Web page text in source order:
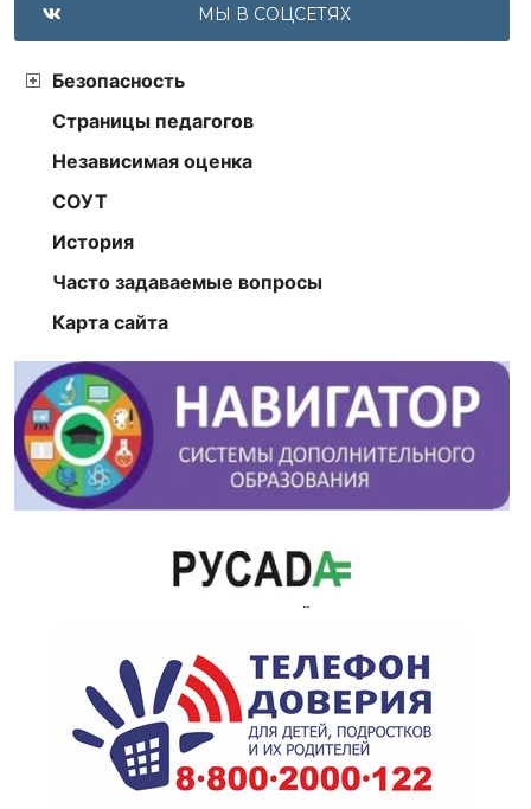
МЫ В СОЦСЕТЯХ
Безопасность
Страницы педагогов
Независимая оценка
СОУТ
История
Часто задаваемые вопросы
Карта сайта